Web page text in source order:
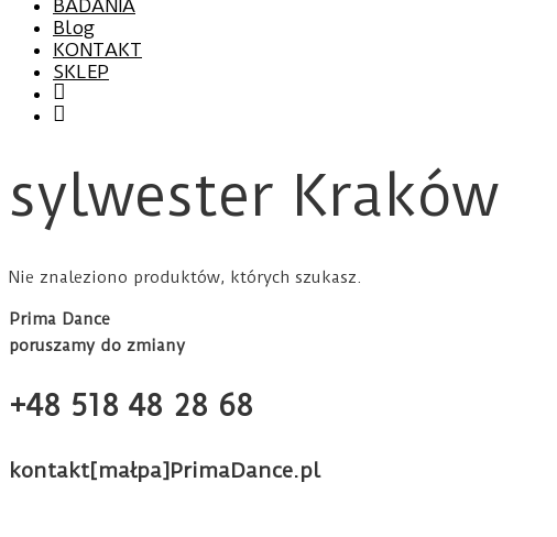
BADANIA
Blog
KONTAKT
SKLEP
sylwester Kraków
Nie znaleziono produktów, których szukasz.
Prima Dance
poruszamy do zmiany
+48 518 48 28 68
kontakt[małpa]PrimaDance.pl